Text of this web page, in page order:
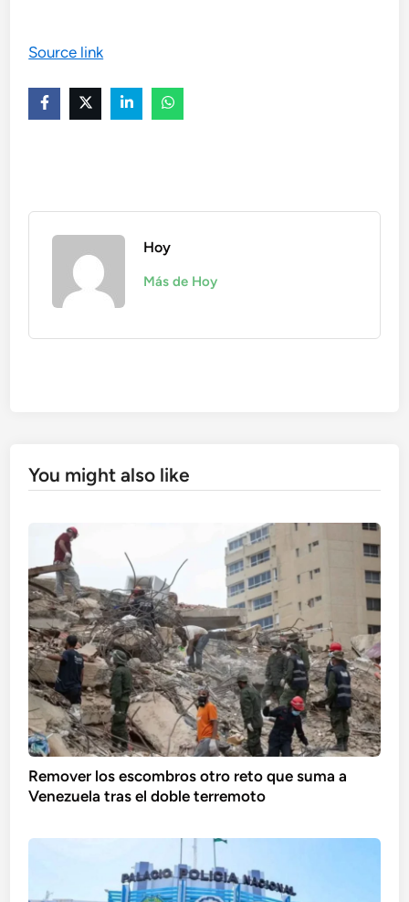
Source link
Hoy
Más de Hoy
You might also like
Remover los escombros otro reto que suma a
Venezuela tras el doble terremoto